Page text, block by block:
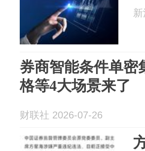
券商智能条件单密
格等4大场景来了
财联社 2026-07-26